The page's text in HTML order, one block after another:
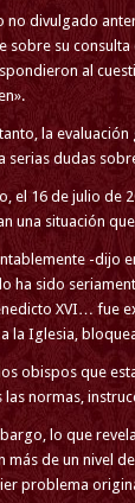
no divulgado
sobre su
al
la
serias dudas
el 16 de julio de
una situación
-dijo
ha sido
XVI… fue
la Iglesia,
obispos que
las normas,
lo que
más de un nivel
problema